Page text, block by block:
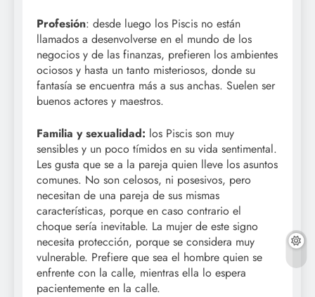
Profesión: desde luego los Piscis no están
llamados a desenvolverse en el mundo de los
negocios y de las finanzas, prefieren los ambientes
ociosos y hasta un tanto misteriosos, donde su
fantasía se encuentra más a sus anchas. Suelen ser
buenos actores y maestros.
Familia y sexualidad: los Piscis son muy
sensibles y un poco tímidos en su vida sentimental.
Les gusta que se a la pareja quien lleve los asuntos
comunes. No son celosos, ni posesivos, pero
necesitan de una pareja de sus mismas
características, porque en caso contrario el
choque sería inevitable. La mujer de este signo
necesita protección, porque se considera muy
vulnerable. Prefiere que sea el hombre quien se
enfrente con la calle, mientras ella lo espera
pacientemente en la calle.